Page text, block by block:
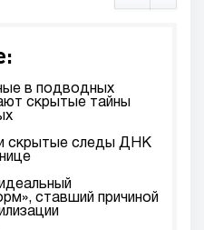
в подводных
скрытые тайны
скрытые следы ДНК
ставший причиной